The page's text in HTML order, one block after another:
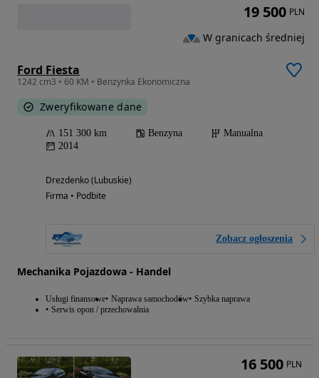
Ford Fiesta
1242 cm3 • 60 KM • Benzynka Ekonomiczna
Zweryfikowane dane
151 300 km Benzyna
Manualna
2014
Drezdenko (Lubuskie)
Firma • Podbite
Zobacz ogłoszenia
Mechanika Pojazdowa - Handel
Usługi finansowe Naprawa samochodów Szybka naprawa
Serwis opon / przechowalnia
19 500 PLN
W granicach średniej
16 500 PLN